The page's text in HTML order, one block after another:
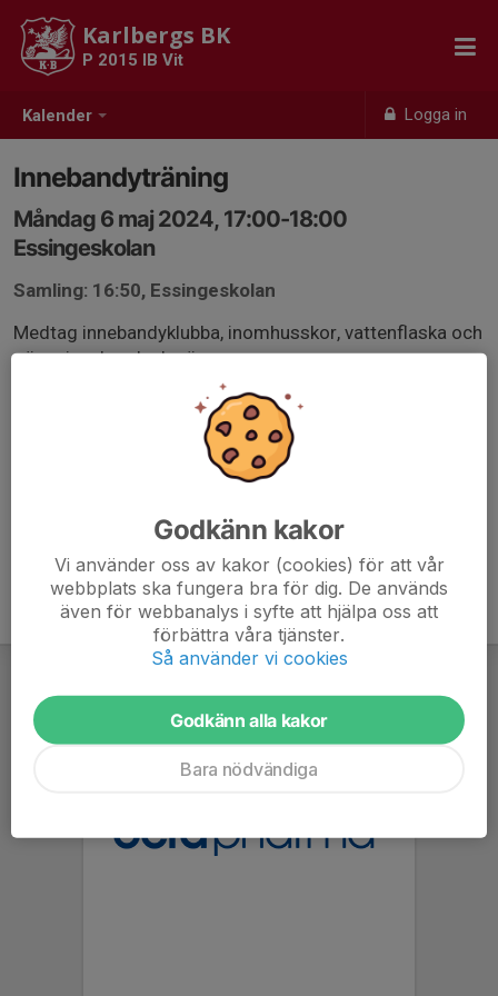
Kalender Logga in
Karlbergs BK
P 2015 IB Vit
Innebandyträning
Måndag 6 maj 2024, 17:00-18:00
Essingeskolan
Samling: 16:50, Essingeskolan
Medtag innebandyklubba, inomhusskor, vattenflaska och
gärna innebandyglasögon.
Godkänn kakor
Vi använder oss av kakor (cookies) för att vår
webbplats ska fungera bra för dig. De används
även för webbanalys i syfte att hjälpa oss att
förbättra våra tjänster.
Så använder vi cookies
Godkänn alla kakor
Bara nödvändiga